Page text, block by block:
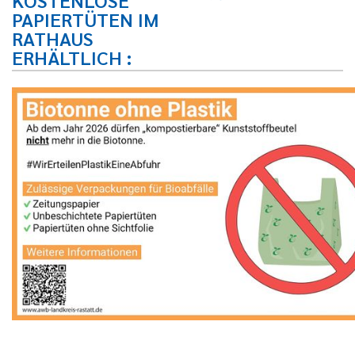
PAPIERTÜTEN IM
RATHAUS
ERHÄLTLICH